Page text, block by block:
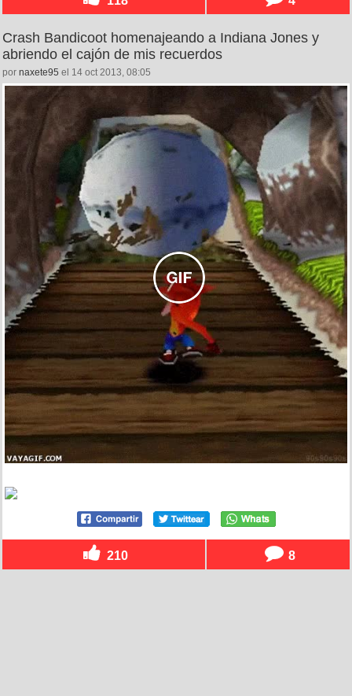
Crash Bandicoot homenajeando a Indiana Jones y
abriendo el cajón de mis recuerdos
por naxete95 el 14 oct 2013, 08:05
210 8